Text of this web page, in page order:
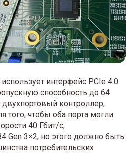
интерфейс PCIe 4.0
способность до 64
двухпортовый контроллер,
того, чтобы оба порта могли
40 Гбит/с,
Gen 3×2, но этого должно быть
потребительских